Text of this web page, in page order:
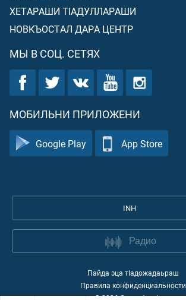
ХЕТАРАШИ ТIАДУЛЛАРАШИ
НОВКЪОСТАЛ ДАРА ЦЕНТР
МЫ В СОЦ. СЕТЯХ
МОБИЛЬНИ ПРИЛОЖЕНИ
Google Play App Store
INH
Радио
Пайда эца тIадожадаьраш
Правила конфиденциальности
©2026Quran Academy